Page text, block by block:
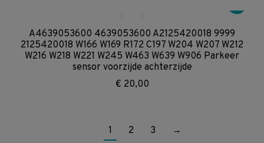
A4639053600 4639053600 A2125420018 9999
2125420018 W166 W169 R172 C197 W204 W207 W212
W216 W218 W221 W245 W463 W639 W906 Parkeer
sensor voorzijde achterzijde
€ 20,00
1 2 3 →